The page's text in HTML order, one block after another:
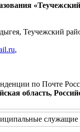
Теучежский
,
по Почте
область,
служащие